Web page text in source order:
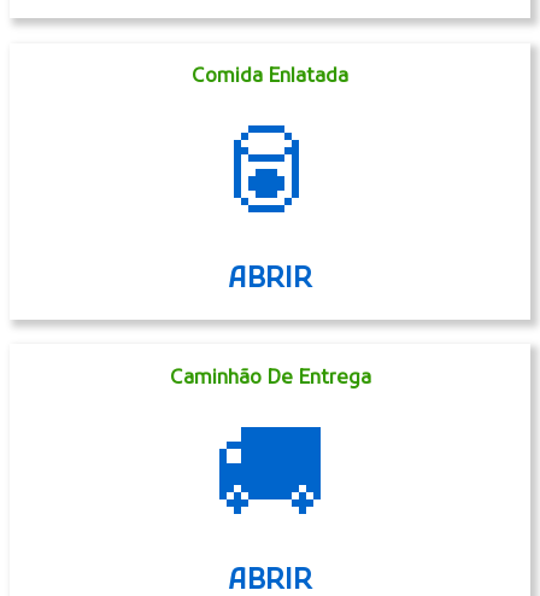
Comida Enlatada
🥫
ABRIR
Caminhão De Entrega
🚚
ABRIR